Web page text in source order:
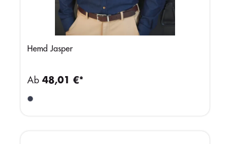
Hemd Jasper
Ab 48,01 €*